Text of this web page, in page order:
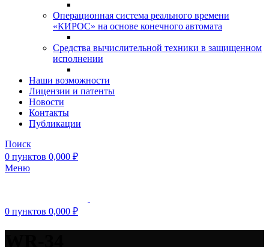
Операционная система реального времени
«КИРОС» на основе конечного автомата
Средства вычислительной техники в защищенном
исполнении
Наши возможности
Лицензии и патенты
Новости
Контакты
Публикации
Поиск
0 пунктов 0,000 ₽
Меню
0 пунктов 0,000 ₽